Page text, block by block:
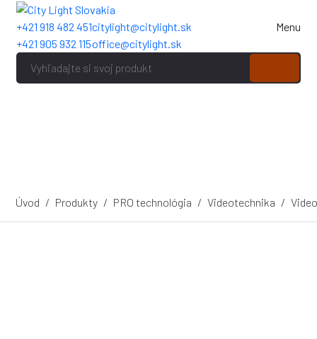
Menu
+421 918 482 451
+421 905 932 115
citylight@citylight.sk
office@citylight.sk
Úvod Produkty PRO technológia Videotechnika